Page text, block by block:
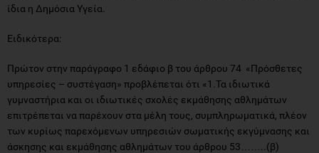
ίδια η Δημόσια Υγεία.
Ειδικότερα:
Πρώτον στην παράγραφο 1 εδάφιο β του άρθρου 74 «Πρόσθετες
υπηρεσίες – συστέγαση» προβλέπεται ότι «1.Τα ιδιωτικά
γυμναστήρια και οι ιδιωτικές σχολές εκμάθησης αθλημάτων
επιτρέπεται να παρέχουν στα μέλη τους, συμπληρωματικά, πλέον
των κυρίως παρεχόμενων υπηρεσιών σωματικής εκγύμνασης και
άσκησης και εκμάθησης αθλημάτων του άρθρου 53……..(β)